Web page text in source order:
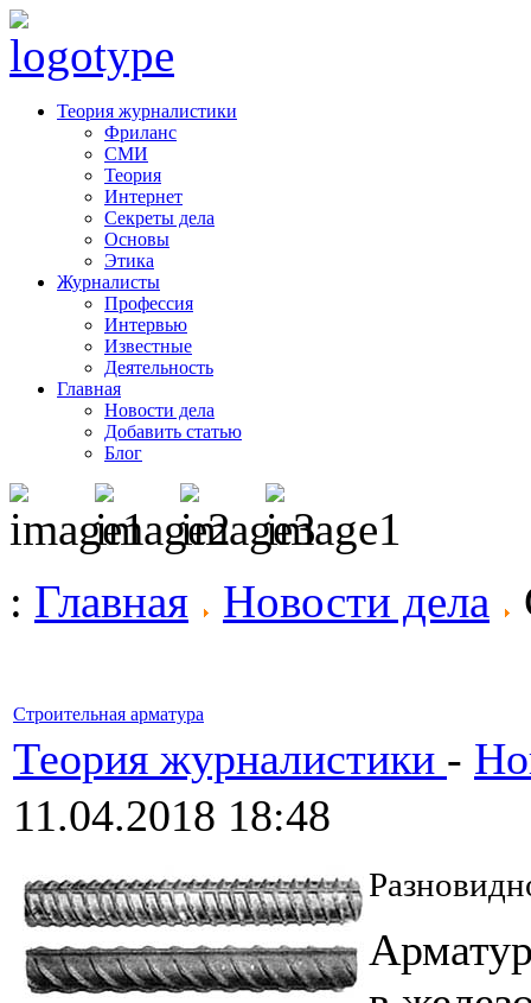
Теория журналистики
Фриланс
СМИ
Теория
Интернет
Секреты дела
Основы
Этика
Журналисты
Профессия
Интервью
Известные
Деятельность
Главная
Новости дела
Добавить статью
Блог
: Главная Новости дела
Строительная арматура
Теория журналистики -
11.04.2018 18:48